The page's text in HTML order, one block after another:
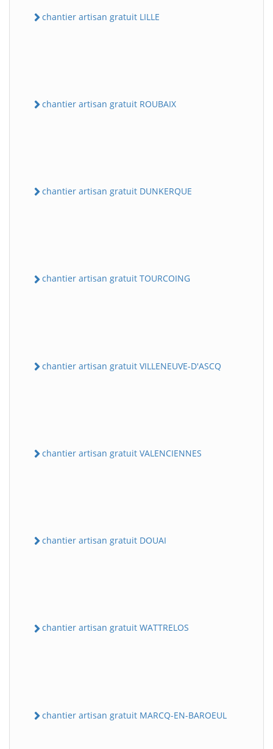
chantier artisan gratuit LILLE
chantier artisan gratuit ROUBAIX
chantier artisan gratuit DUNKERQUE
chantier artisan gratuit TOURCOING
chantier artisan gratuit VILLENEUVE-D'ASCQ
chantier artisan gratuit VALENCIENNES
chantier artisan gratuit DOUAI
chantier artisan gratuit WATTRELOS
chantier artisan gratuit MARCQ-EN-BAROEUL